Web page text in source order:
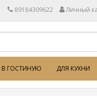
89184309622 Личный
В ГОСТИНУЮ ДЛЯ КУХНИ